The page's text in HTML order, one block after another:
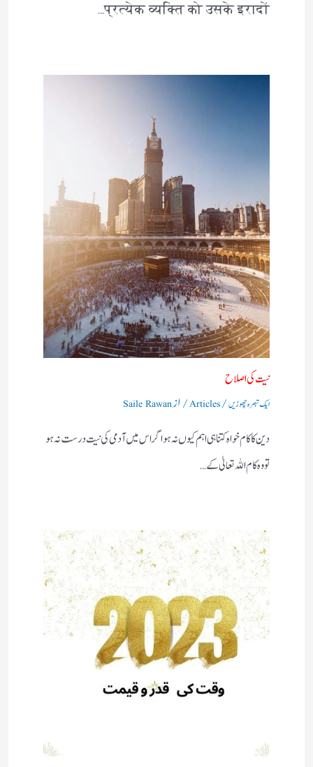
प्रत्येक व्यक्ति को उसके इरादों…
نیت کی اصلاح
ایک تبصرہ چھوڑیں/
Articles/ ازSaile Rawan
دین کا کام خواہ کتنا ہی اہم کیوں نہ ہو اگر اس میں آدمی کی نیت درست نہ ہو
تو وہ کام اللہ تعالیٰ کے…